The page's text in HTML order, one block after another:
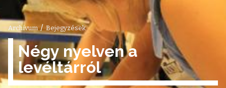
Archívum / Bejegyzések
Négy nyelven a
levéltárról